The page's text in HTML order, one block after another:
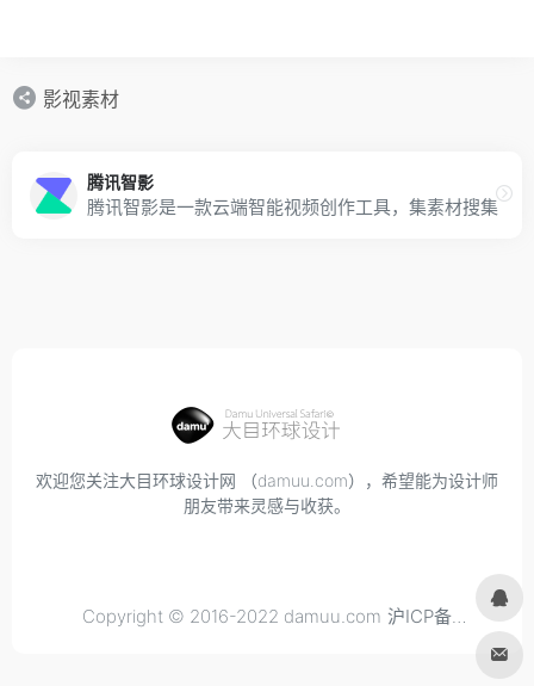
影视素材
腾讯智影
腾讯智影是一款云端智能视频创作工具，集素材搜集、
欢迎您关注大目环球设计网 （damuu.com），希望能为设计师
朋友带来灵感与收获。
Copyright © 2016-2022 damuu.com 沪ICP备